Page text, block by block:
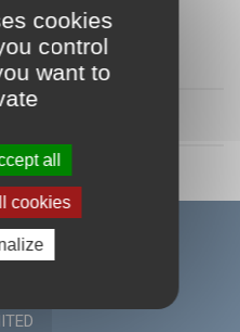
Ajouter au
comparateur
cookies
control
want to
all
cookies